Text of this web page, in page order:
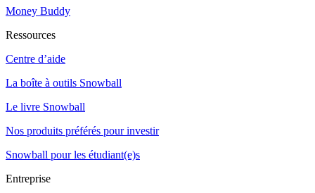
Money Buddy
Ressources
Centre d’aide
La boîte à outils Snowball
Le livre Snowball
Nos produits préférés pour investir
Snowball pour les étudiant(e)s
Entreprise